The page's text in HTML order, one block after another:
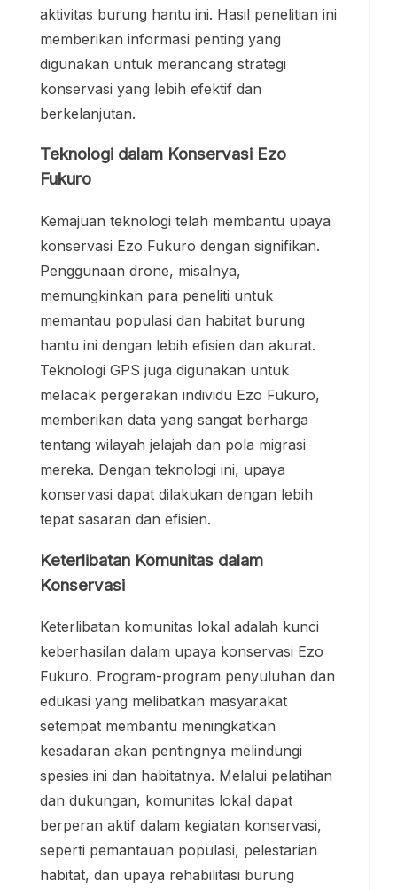
aktivitas burung hantu ini. Hasil penelitian ini
memberikan informasi penting yang
digunakan untuk merancang strategi
konservasi yang lebih efektif dan
berkelanjutan.
Teknologi dalam Konservasi Ezo
Fukuro
Kemajuan teknologi telah membantu upaya
konservasi Ezo Fukuro dengan signifikan.
Penggunaan drone, misalnya,
memungkinkan para peneliti untuk
memantau populasi dan habitat burung
hantu ini dengan lebih efisien dan akurat.
Teknologi GPS juga digunakan untuk
melacak pergerakan individu Ezo Fukuro,
memberikan data yang sangat berharga
tentang wilayah jelajah dan pola migrasi
mereka. Dengan teknologi ini, upaya
konservasi dapat dilakukan dengan lebih
tepat sasaran dan efisien.
Keterlibatan Komunitas dalam
Konservasi
Keterlibatan komunitas lokal adalah kunci
keberhasilan dalam upaya konservasi Ezo
Fukuro. Program-program penyuluhan dan
edukasi yang melibatkan masyarakat
setempat membantu meningkatkan
kesadaran akan pentingnya melindungi
spesies ini dan habitatnya. Melalui pelatihan
dan dukungan, komunitas lokal dapat
berperan aktif dalam kegiatan konservasi,
seperti pemantauan populasi, pelestarian
habitat, dan upaya rehabilitasi burung